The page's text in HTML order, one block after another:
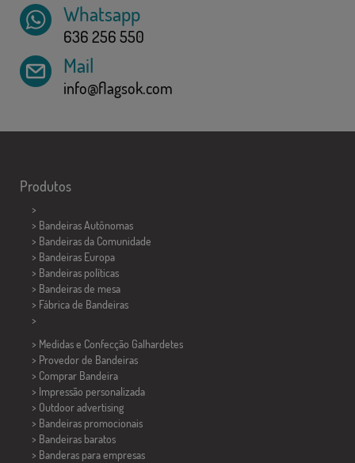
Whatsapp
636 256 550
Mail
info@flagsok.com
Produtos
>
> Bandeiras Autônomas
> Bandeiras da Comunidade
> Bandeiras Europa
> Bandeiras políticas
> Bandeiras de mesa
> Fábrica de Bandeiras
>
> Medidas e Confecção Galhardetes
> Provedor de Bandeiras
> Comprar Bandeira
> Impressão personalizada
> Outdoor advertising
> Bandeiras promocionais
> Bandeiras baratos
> Banderas para empresas